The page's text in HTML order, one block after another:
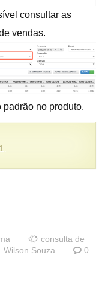
consultar as
vendas.
no produto.
consulta de
Wilson Souza
0